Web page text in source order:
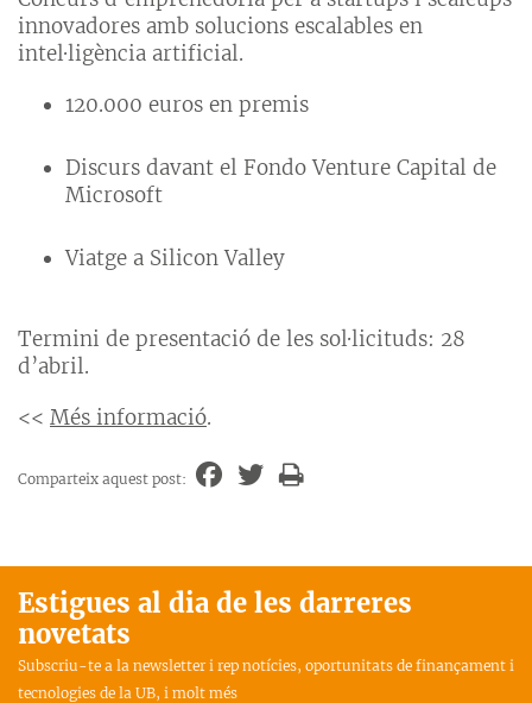
innovadores amb solucions escalables en
intel·ligència artificial.
120.000 euros en premis
Discurs davant el Fondo Venture Capital de
Microsoft
Viatge a Silicon Valley
Termini de presentació de les sol·licituds: 28
d’abril.
<< Més informació.
Comparteix aquest post:
Estigues al dia de les darreres
novetats
Subscriu-te a la newsletter i rep notícies, oportunitats de finançament i
tecnologies de la UB, i molt més